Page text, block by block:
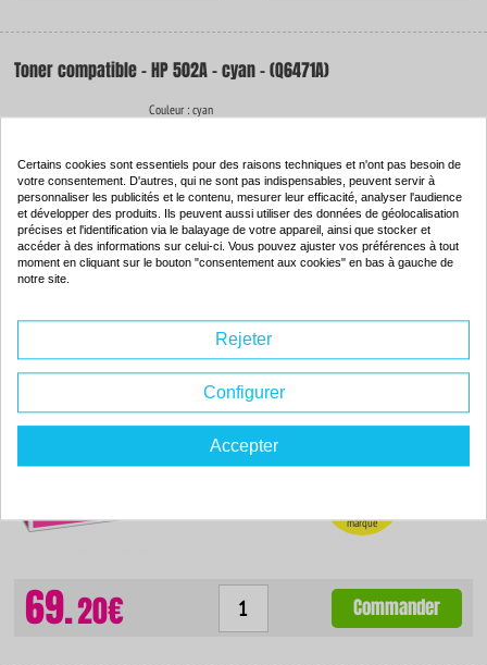
Toner compatible - HP 502A - cyan - (Q6471A)
Couleur : cyan
-55%
Par rapport à la
marque
69.
Toner compatible - HP 502A - magenta - (Q6473A)
Couleur : magenta
4000 pages
ISO 9001 / ISO 14001
marque
69.20€ Commander
Certains cookies sont essentiels pour des raisons techniques et n'ont pas besoin de
votre consentement. D'autres, qui ne sont pas indispensables, peuvent servir à
personnaliser les publicités et le contenu, mesurer leur efficacité, analyser l'audience
et développer des produits. Ils peuvent aussi utiliser des données de géolocalisation
précises et l'identification via le balayage de votre appareil, ainsi que stocker et
accéder à des informations sur celui-ci. Vous pouvez ajuster vos préférences à tout
moment en cliquant sur le bouton "consentement aux cookies" en bas à gauche de
notre site.
Rejeter
Configurer
Accepter